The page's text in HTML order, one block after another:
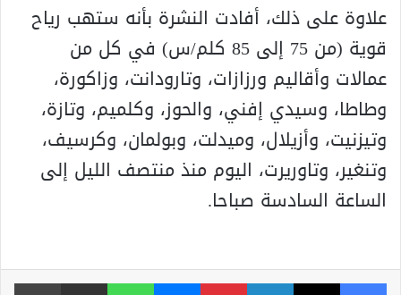
علاوة على ذلك، أفادت النشرة بأنه ستهب رياح
قوية (من 75 إلى 85 كلم/س) في كل من
عمالات وأقاليم ورزازات، وتارودانت، وزاكورة،
وطاطا، وسيدي إفني، والحوز، وكلميم، وتازة،
وتيزنيت، وأزيلال، وميدلت، وبولمان، وكرسيف،
وتنغير، وتاوريرت، اليوم منذ منتصف الليل إلى
الساعة السادسة صباحا.
فيسبوك ‫X لينكدإن بينتيريست ماسنجر واتساب مشاركة عبر البريد